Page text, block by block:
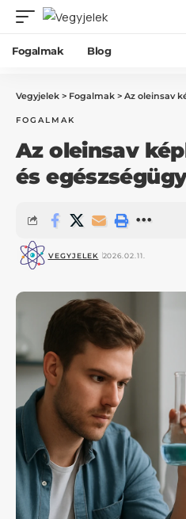
Fogalmak Blog
Vegyjelek > Fogalmak > Az oleinsav
FOGALMAK
Az oleinsav
és
VEGYJELEK 2026.02.11.